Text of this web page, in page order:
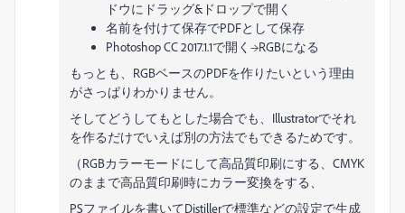
ドウにドラッグ&ドロップで開く
名前を付けて保存でPDFとして保存
Photoshop CC 2017.1.1で開く→RGBになる
もっとも、RGBベースのPDFを作りたいという理由
がさっぱりわかりません。
そしてどうしてもとした場合でも、Illustratorでそれ
を作るだけでいえば別の方法でもできるためです。
（RGBカラーモードにして高品質印刷にする、CMYK
のままで高品質印刷時にカラー変換をする、
PSファイルを書いてDistillerで標準などの設定で生成